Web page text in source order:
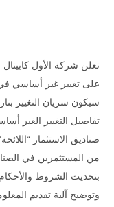
تعلن شركة الأول
على تغيير غير أساسي
صناديق الاستثمار
من المستثمرين في
بتحديث الشروط والأحكام
وتوضيح آلية تقديم